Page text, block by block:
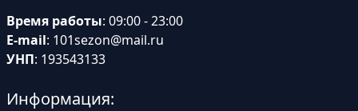
Время работы: 09:00 - 23:00
E-mail: 101sezon@mail.ru
УНП: 193543133
Информация: